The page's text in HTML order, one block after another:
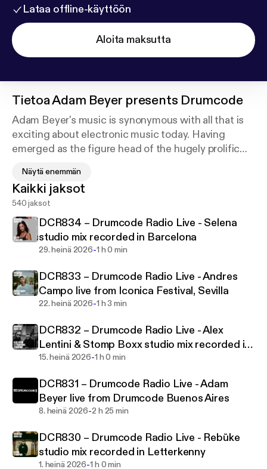
Lataa offline-käyttöön
Aloita maksutta
TietoaAdam Beyer presents Drumcode
Adam Beyer's music is synonymous with all that is
exciting about electronic music today. Having
emerged as the figure head of the hugely prolific
his position as a globally recognized DJ and
producer, headlining the world's finest events week
in week out.
His acclaimed Drumcode label has been at the
cutting edge of club music for well over a decade;
with a new weekly radio show.
Featuring exclusive live performances, cutting
edge studio mixes, artist profiles and previews of
exciting material on the Drumcode labels, this show
is set to be a sure fire hit with electronic music fans
worldwide.
Näytä enemmän
Kaikki jaksot
540 jaksot
DCR834 – Drumcode Radio Live - Selena
studio mix recorded in Barcelona
29. heinä 2026-1 h 0 min
DCR833 – Drumcode Radio Live - Andres
Campo live from Iconica Festival, Sevilla
22. heinä 2026-1 h 3 min
DCR832 – Drumcode Radio Live - Alex
Lentini & Stomp Boxx studio mix recorded in
Mottola
15. heinä 2026-1 h 0 min
DCR831 – Drumcode Radio Live - Adam
Beyer live from Drumcode Buenos Aires
8. heinä 2026-2 h 25 min
DCR830 – Drumcode Radio Live - Rebūke
studio mix recorded in Letterkenny
1. heinä 2026-1 h 0 min